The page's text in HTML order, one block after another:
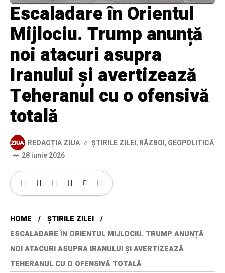
Escaladare în Orientul
Mijlociu. Trump anunță
noi atacuri asupra
Iranului și avertizează
Teheranul cu o ofensivă
totală
REDACȚIA ZIUA ȘTIRILE ZILEI,RĂZBOI,GEOPOLITICĂ
28 iunie 2026
HOME
ȘTIRILE ZILEI
ESCALADARE ÎN ORIENTUL MIJLOCIU. TRUMP ANUNȚĂ
NOI ATACURI ASUPRA IRANULUI ȘI AVERTIZEAZĂ
TEHERANUL CU O OFENSIVĂ TOTALĂ